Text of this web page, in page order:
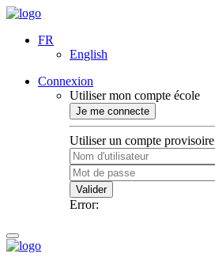
FR
English
Connexion
Utiliser mon compte école
Je me connecte
Utiliser un compte provisoire
Valider
Error: